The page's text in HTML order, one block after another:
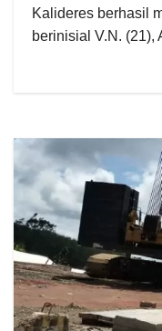
Kalideres berhasil
berinisial V.N. (21),